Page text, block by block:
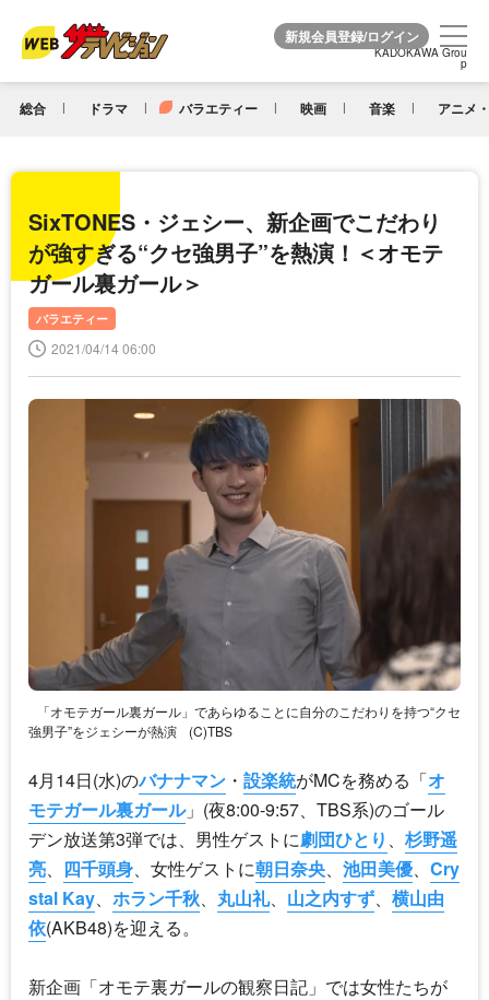
KADOKAWA Grou
p
総合 ドラマ バラエティー 映画 音楽 アニメ
KADOKAWA Grou
p
SixTONES・ジェシー、新企画でこだわり
が強すぎる“クセ強男子”を熱演！＜オモテ
ガール裏ガール＞
バラエティー
2021/04/14 06:00
「オモテガール裏ガール」であらゆることに自分のこだわりを持つ“クセ
強男子”をジェシーが熱演
(C)TBS
4月14日(水)のバナナマン ・ 設楽統がMCを務める「オ
モテガール裏ガール」(夜8:00-9:57、TBS系)のゴール
デン放送第3弾では、男性ゲストに劇団ひとり 、 杉野遥
亮、 四千頭身、女性ゲストに朝日奈央、 池田美優、 Cry
stal Kay、 ホラン千秋、 丸山礼、 山之内すず、 横山由
依(AKB48)を迎える。
新企画「オモテ裏ガールの観察日記」では女性たちが